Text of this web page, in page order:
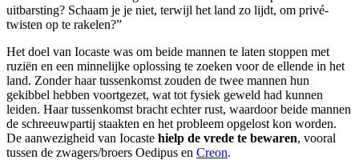
uitbarsting? Schaam je je niet, terwijl het land zo lijdt, om privé-
twisten op te rakelen?”
Het doel van Iocaste was om beide mannen te laten stoppen met
ruziën en een minnelijke oplossing te zoeken voor de ellende in het
land. Zonder haar tussenkomst zouden de twee mannen hun
gekibbel hebben voortgezet, wat tot fysiek geweld had kunnen
leiden. Haar tussenkomst bracht echter rust, waardoor beide mannen
de schreeuwpartij staakten en het probleem opgelost kon worden.
De aanwezigheid van Iocaste hielp de vrede te bewaren, vooral
tussen de zwagers/broers Oedipus en Creon.